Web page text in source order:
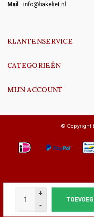
+
-
Mail
info@bakeliet.nl
KLANTENSERVICE
CATEGORIEËN
MIJN ACCOUNT
© Copyright